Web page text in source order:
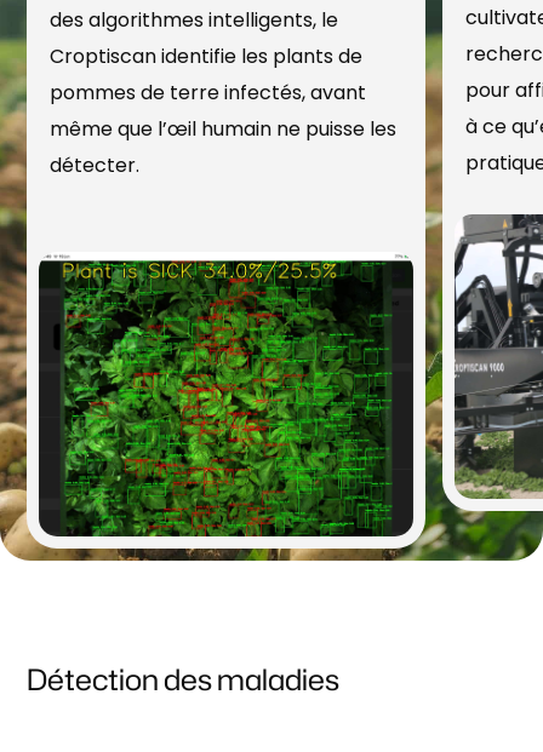
des algorithmes intelligents, le
Croptiscan identifie les plants de
pommes de terre infectés, avant
même que l’œil humain ne puisse les
détecter.
pour
à ce
Détection des maladies